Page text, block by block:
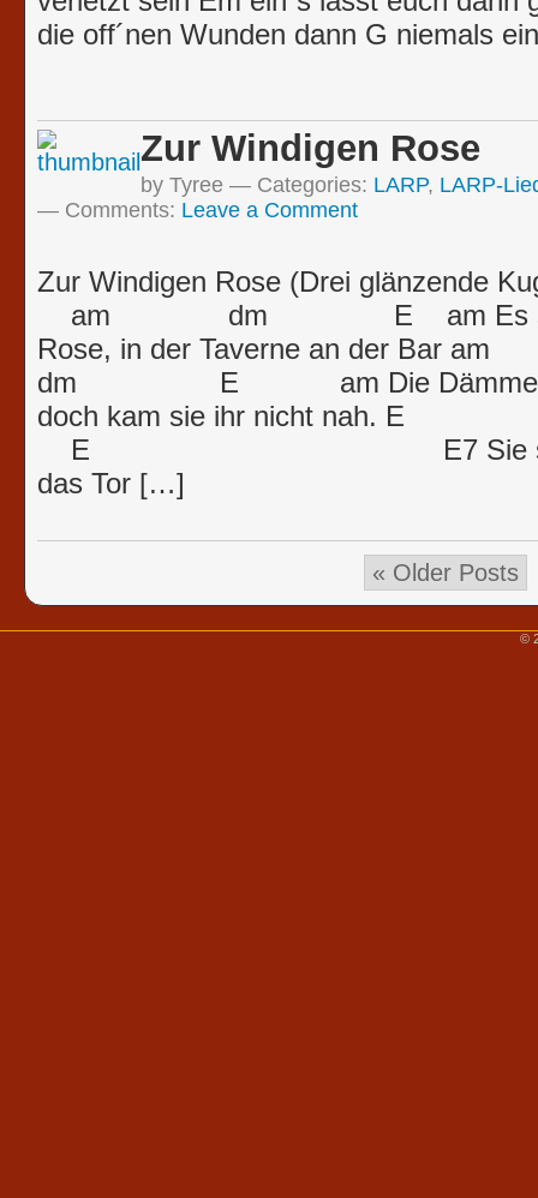
die off´nen Wunden dann G niemals
Zur Windigen Rose
by Tyree Categories: LARP, LARP-
Comments: Leave a Comment
Zur Windigen Rose (Drei
am dm E am Es steht
Rose, in der Taverne an
dm E am Die Dämmerung
doch kam sie ihr
E E7 Sie steht da
das Tor […]
« Older Posts
©